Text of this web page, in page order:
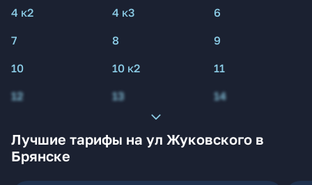
4 к2
4 к3
6
7
8
9
10
10 к2
11
12
13 14
Лучшие тарифы на ул Жуковского в
Брянске